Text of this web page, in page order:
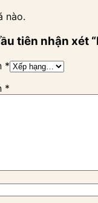
nào.
tiên nhận xét
*
*